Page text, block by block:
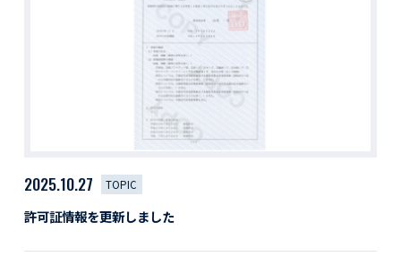
サイト内検索
2025.10.27 TOPIC
許可証情報を更新しました